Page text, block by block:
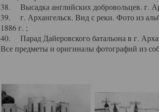
38. Высадка английских добровольцев. г.
39. г. Архангельск. Вид с реки. Фото из
1886 г. ;
40. Парад Дайеровского батальона в г.
Все предметы и оригиналы фотографий из